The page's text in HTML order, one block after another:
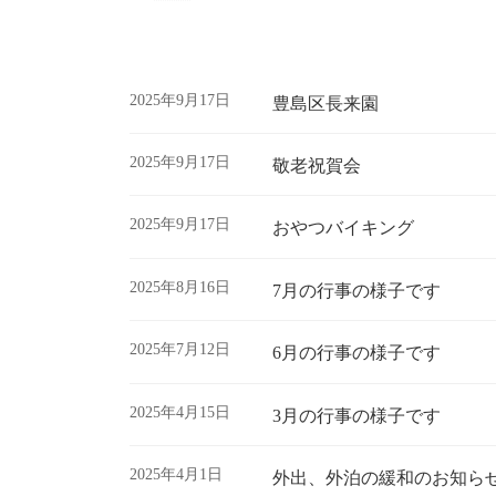
2025年9月17日 豊島区長来園
2025年9月17日 敬老祝賀会
2025年9月17日 おやつバイキング
2025年8月16日 7月の行事の様子です
2025年7月12日 6月の行事の様子です
2025年4月15日 3月の行事の様子です
2025年4月1日 外出、外泊の緩和のお知ら